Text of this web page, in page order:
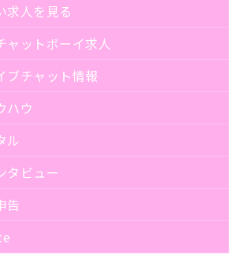
求人を見る
ャットボーイ求人
ブチャット情報
ハウ
ル
タビュー
告